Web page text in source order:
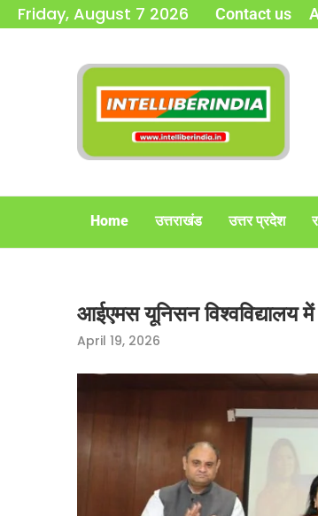
Friday, August 7 2026 Contact us
Home उत्तराखंड उत्तर प्रदेश
आईएमस यूनिसन विश्वविद्यालय
April 19, 2026